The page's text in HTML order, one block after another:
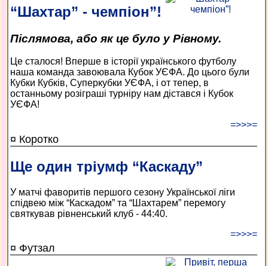
“Шахтар” - чемпіон”!
Післямова, або як це було у Рівному.
Це сталося! Вперше в історії українського футболу
наша команда завоювала Кубок УЄФА. До цього були
Кубки Кубків, Суперкубки УЄФА, і от тепер, в
останньому розіграші турніру нам дістався і Кубок
УЄФА!
=>>>=
¤ Коротко
Ще один тріумф “Каскаду”
У матчі фаворитів першого сезону Української ліги
спідвею між “Каскадом” та “Шахтарем” перемогу
святкував рівненський клуб - 44:40.
=>>>=
¤ Футзал